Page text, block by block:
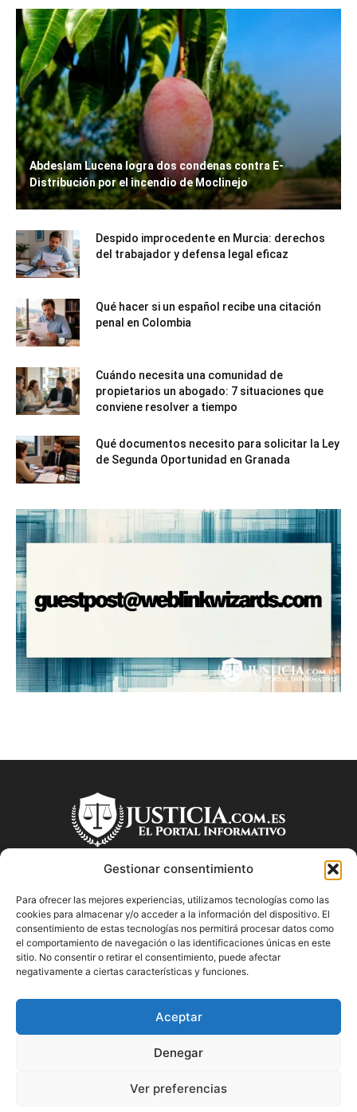
Gestionar consentimiento
Para ofrecer las mejores experiencias, utilizamos tecnologías como las
cookies para almacenar y/o acceder a la información del dispositivo. El
consentimiento de estas tecnologías nos permitirá procesar datos como
el comportamiento de navegación o las identificaciones únicas en este
sitio. No consentir o retirar el consentimiento, puede afectar
negativamente a ciertas características y funciones.
Aceptar
Denegar
Ver preferencias
Abdeslam Lucena logra dos condenas contra E-
Distribución por el incendio de Moclinejo
Despido improcedente en Murcia: derechos
del trabajador y defensa legal eficaz
Qué hacer si un español recibe una citación
penal en Colombia
Cuándo necesita una comunidad de
propietarios un abogado: 7 situaciones que
conviene resolver a tiempo
Qué documentos necesito para solicitar la Ley
de Segunda Oportunidad en Granada
SOBRE NOSOTROS
"Descubre en Justicia.com.es información relevante sobre la
justicia española. Obtén consejos jurídicos, conoce las leyes
y encuentra información útil sobre temas legales en este
blog dedicado a la justicia en España.
SÍGUENOS